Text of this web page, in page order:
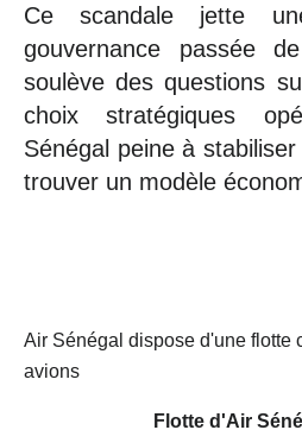
Ce scandale jette
gouvernance passée
soulève des questions
choix stratégiques
Sénégal peine à
trouver un modèle
Air Sénégal dispose d'une flotte
avions
Flotte d'Air